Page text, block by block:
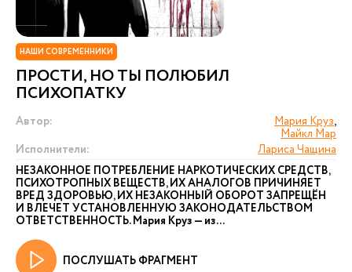
НАШИ СОВРЕМЕННИКИ
ПРОСТИ, НО ТЫ ПОЛЮБИЛ
ПСИХОПАТКУ
Автор: Мария Круз,
Майкл Мар
Исполнители:
Лариса Чащина
НЕЗАКОННОЕ ПОТРЕБЛЕНИЕ НАРКОТИЧЕСКИХ СРЕДСТВ,
ПСИХОТРОПНЫХ ВЕЩЕСТВ, ИХ АНАЛОГОВ ПРИЧИНЯЕТ
ВРЕД ЗДОРОВЬЮ, ИХ НЕЗАКОННЫЙ ОБОРОТ ЗАПРЕЩЁН
И ВЛЕЧЕТ УСТАНОВЛЕННУЮ ЗАКОНОДАТЕЛЬСТВОМ
ОТВЕТСТВЕННОСТЬ. Мария Круз — из...
ПОСЛУШАТЬ ФРАГМЕНТ